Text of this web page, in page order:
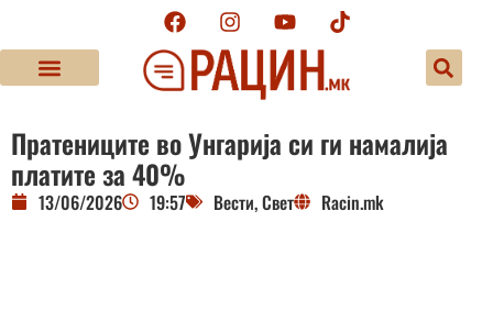
Пратениците во Унгарија си ги намалија
платите за 40%
13/06/2026 19:57 Вести,Свет Racin.mk